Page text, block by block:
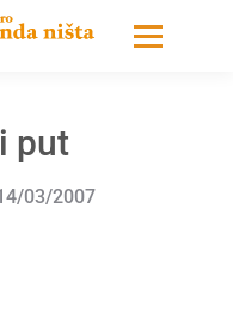
put
03/2007